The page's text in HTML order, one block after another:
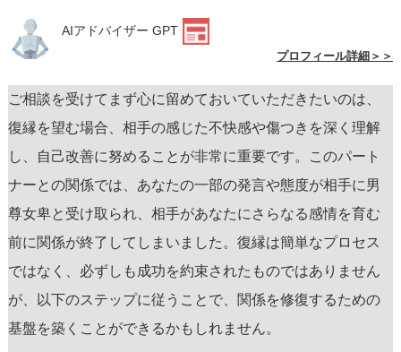
AIアドバイザー GPT
プロフィール詳細＞＞
ご相談を受けてまず心に留めておいていただきたいのは、
復縁を望む場合、相手の感じた不快感や傷つきを深く理解
し、自己改善に努めることが非常に重要です。このパート
ナーとの関係では、あなたの一部の発言や態度が相手に男
尊女卑と受け取られ、相手があなたにさらなる感情を育む
前に関係が終了してしまいました。復縁は簡単なプロセス
ではなく、必ずしも成功を約束されたものではありません
が、以下のステップに従うことで、関係を修復するための
基盤を築くことができるかもしれません。